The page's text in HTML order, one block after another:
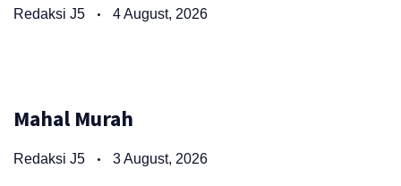
Redaksi J5 4 August, 2026
Mahal Murah
Redaksi J5 3 August, 2026